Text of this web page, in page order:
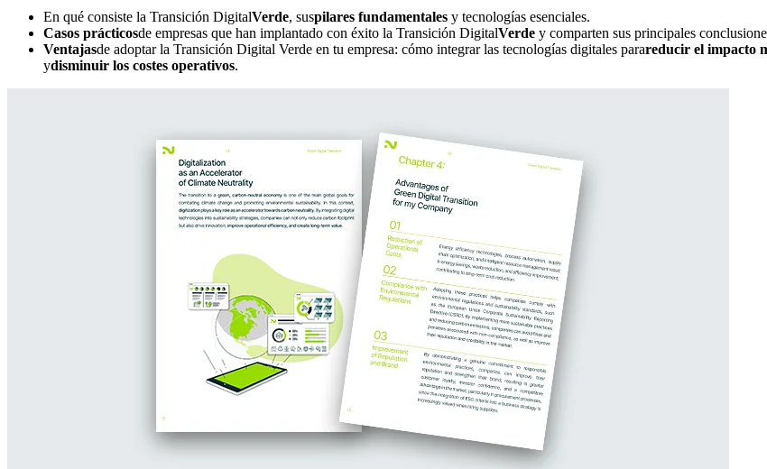
En qué consiste la Transición DigitalVerde, suspilares fundamentales y tecnologías esenciales.
Casos prácticosde empresas que han implantado con éxito la Transición DigitalVerde y comparten sus principales
Ventajasde adoptar la Transición Digital Verde en tu empresa: cómo integrar las tecnologías digitales parareducir el impacto
ydisminuir los costes operativos.